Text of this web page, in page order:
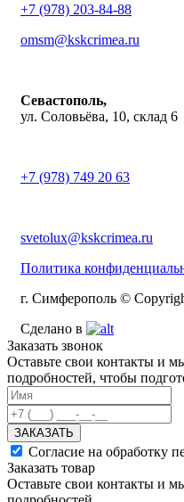
+7 (978) 203-84-88
omsm@kskcrimea.ru
Севастополь,
ул. Соловьёва, 10, склад 6
+7 (978) 749 20 63
svetolux@kskcrimea.ru
Политика
г. Симферополь ©
Сделано в
Заказать звонок
Оставьте свои контакты и
подробностей, чтобы
ЗАКАЗАТЬ
Согласие на обработку
Заказать товар
Оставьте свои контакты и